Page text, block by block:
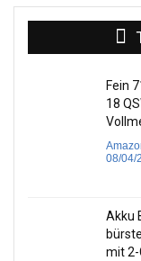
Fein
18
08/04/
Akku
mit 2-